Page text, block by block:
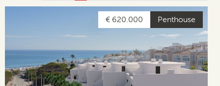
Penthouse
€ 620.000